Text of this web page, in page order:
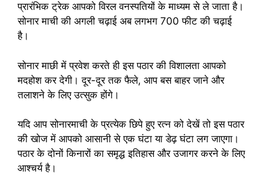
प्रारंभिक ट्रेक आपको विरल वनस्पतियों के माध्यम से ले जाता है।
सोनार माची की अगली चढ़ाई अब लगभग 700 फीट की चढ़ाई
है।
सोनार माछी में प्रवेश करते ही इस पठार की विशालता आपको
मदहोश कर देगी। दूर-दूर तक फैले, आप बस बाहर जाने और
तलाशने के लिए उत्सुक होंगे।
यदि आप सोनारमाची के प्रत्येक छिपे हुए रत्न को देखें तो इस पठार
की खोज में आपको आसानी से एक घंटा या डेढ़ घंटा लग जाएगा।
पठार के दोनों किनारों का समृद्ध इतिहास और उजागर करने के लिए
आश्चर्य है।